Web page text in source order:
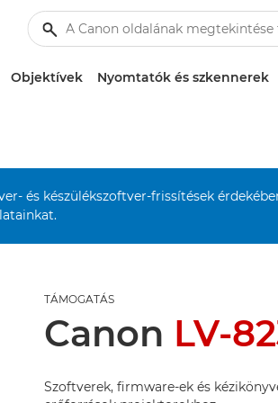
Objektívek Nyomtatók és szkennerek
és készülékszoftver-frissítések
TÁMOGATÁS
Canon LV-
Szoftverek, firmware-ek és